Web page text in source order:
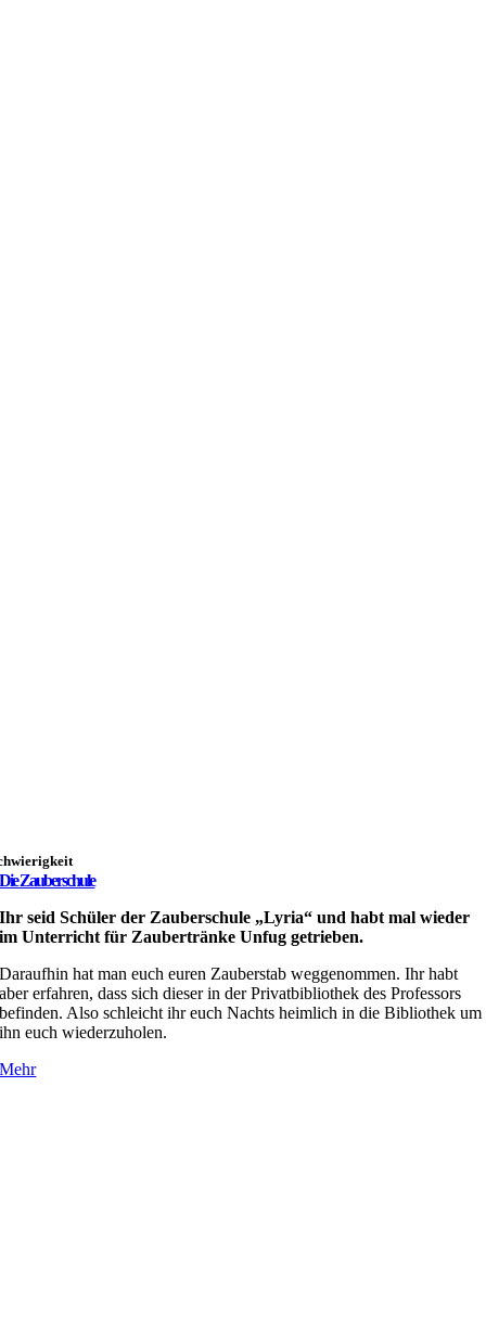
Die Zauberschule
Ihr seid Schüler der Zauberschule „Lyria“ und habt mal wieder
im Unterricht für Zaubertränke Unfug getrieben.
Daraufhin hat man euch euren Zauberstab weggenommen. Ihr habt
aber erfahren, dass sich dieser in der Privatbibliothek des Professors
befinden. Also schleicht ihr euch Nachts heimlich in die Bibliothek um
ihn euch wiederzuholen.
Mehr